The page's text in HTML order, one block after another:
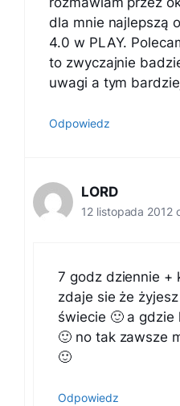
dla mnie najlepszą
4.0 w PLAY.
to zwyczajnie
uwagi a tym
Odpowiedz
LORD
12 listopada 2012
7 godz dziennie +
zdaje sie że
świecie 🙂 a
🙂 no tak zawsze
🙂
Odpowiedz